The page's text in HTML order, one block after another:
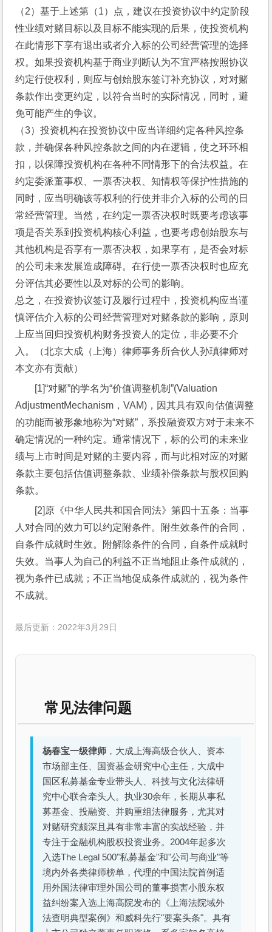
（2）基于上述第（1）点，建议在投资协议中约定阶段
性业绩对赌目标以及目标不能实现的后果，使投资机构
在此情形下享有退出或者介入标的公司经营管理的选择
权。如果投资机构基于商业判断认为不宜严格按照协议
约定行使权利，则应与创始股东签订补充协议，对对赌
条款作出变更约定，以符合当时的实际情况，同时，避
免可能产生的争议。
（3）投资机构在投资协议中应当详细约定各种风控条
款，并确保各种风控条款之间的内在逻辑，使之环环相
扣，以保障投资机构在各种不同情形下的合法权益。在
约定委派董事权、一票否决权、知情权等保护性措施的
同时，应当明确该等权利的行使并非介入标的公司的日
常经营管理。当然，在约定一票否决权时既要考虑该事
项是否关系到投资机构核心利益，也要考虑创始股东与
其他机构是否享有一票否决权，如果享有，是否会对标
的公司未来发展造成障碍。在行使一票否决权时也应充
分评估其必要性以及对标的公司的影响。
总之，在投资协议签订及履行过程中，投资机构应当谨
慎评估介入标的公司经营管理对对赌条款的影响，原则
上应当回归投资机构财务投资人的定位，非必要不介
入。（北京大成（上海）律师事务所合伙人孙瑱律师对
本文亦有贡献）
[1]“对赌”的学名为“价值调整机制”(Valuation
AdjustmentMechanism，VAM)，因其具有双向估值调整
的功能而被形象地称为“对赌”，系投融资双方对于未来不
确定情况的一种约定。通常情况下，标的公司的未来业
绩与上市时间是对赌的主要内容，而与此相对应的对赌
条款主要包括估值调整条款、业绩补偿条款与股权回购
条款。
[2]原《中华人民共和国合同法》第四十五条：当事
人对合同的效力可以约定附条件。附生效条件的合同，
自条件成就时生效。附解除条件的合同，自条件成就时
失效。当事人为自己的利益不正当地阻止条件成就的，
视为条件已成就；不正当地促成条件成就的，视为条件
不成就。
最后更新：2022年3月29日
常见法律问题
杨春宝一级律师 ，大成上海高级合伙人、资本
市场部主任、国资基金研究中心主任，大成中
国区私募基金专业带头人、科技与文化法律研
究中心联合牵头人。执业30余年，长期从事私
募基金、投融资、并购重组法律服务，尤其对
对赌研究颇深且具有非常丰富的实战经验，并
专注于金融机构股权投资业务。2004年起多次
入选The Legal 500"私募基金"和"公司与商业"等
境内外各类律师榜单，代理的中国法院首例适
用外国法律审理外国公司的董事损害小股东权
益纠纷案入选上海高院发布的《上海法院域外
法查明典型案例》和威科先行"要案头条"。具有